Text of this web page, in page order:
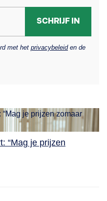
SCHRIJF IN
met het privacybeleiden de
“Mag je prijzen